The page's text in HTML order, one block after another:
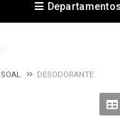
Departamentos
DESODORANTE